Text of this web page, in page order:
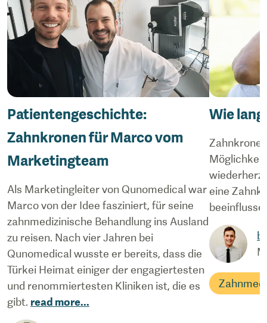
Patientengeschichte:
Zahnkronen für Marco vom
Marketingteam
Als Marketingleiter von Qunomedical war
Marco von der Idee fasziniert, für seine
zahnmedizinische Behandlung ins Ausland
zu reisen. Nach vier Jahren bei
Qunomedical wusste er bereits, dass die
Türkei Heimat einiger der engagiertesten
und renommiertesten Kliniken ist, die es
gibt. read more...
Wie
eine